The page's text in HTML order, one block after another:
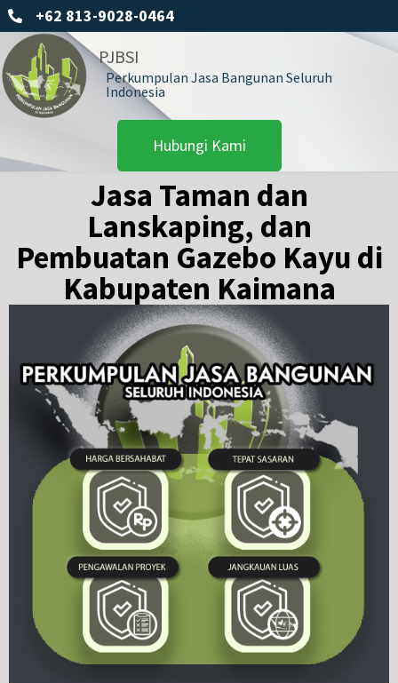
+62 813-9028-0464
PJBSI
Perkumpulan Jasa Bangunan Seluruh
Indonesia
Hubungi Kami
Jasa Taman dan
Lanskaping, dan
Pembuatan Gazebo Kayu di
Kabupaten Kaimana